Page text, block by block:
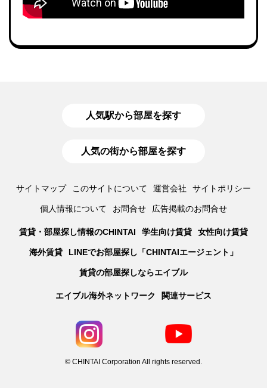
人気駅から部屋を探す
人気の街から部屋を探す
サイトマップ このサイトについて 運営会社 サイトポリシー
個人情報について お問合せ 広告掲載のお問合せ
賃貸・部屋探し情報のCHINTAI 学生向け賃貸 女性向け賃貸
海外賃貸 LINEでお部屋探し「CHINTAIエージェント」
賃貸の部屋探しならエイブル
エイブル海外ネットワーク 関連サービス
© CHINTAI Corporation All rights reserved.